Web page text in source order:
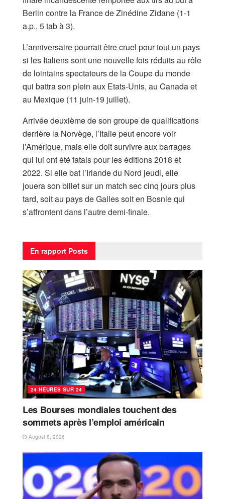
Berlin contre la France de Zinédine Zidane (1-1
a.p., 5 tab à 3).
L’anniversaire pourrait être cruel pour tout un pays
si les Italiens sont une nouvelle fois réduits au rôle
de lointains spectateurs de la Coupe du monde
qui battra son plein aux Etats-Unis, au Canada et
au Mexique (11 juin-19 juillet).
Arrivée deuxième de son groupe de qualifications
derrière la Norvège, l’Italie peut encore voir
l’Amérique, mais elle doit survivre aux barrages
qui lui ont été fatals pour les éditions 2018 et
2022. Si elle bat l’Irlande du Nord jeudi, elle
jouera son billet sur un match sec cinq jours plus
tard, soit au pays de Galles soit en Bosnie qui
s’affrontent dans l’autre demi-finale.
En rapport Posts
24 HEURES SUR 24
Les Bourses mondiales touchent des
sommets après l’emploi américain
August 8, 2026